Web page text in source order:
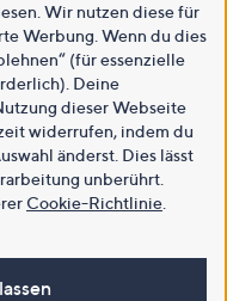
Wir nutzen diese für
Werbung. Wenn du dies
(für essenzielle
Deine
dieser Webseite
widerrufen, indem du
änderst. Dies lässt
unberührt.
Cookie-Richtlinie